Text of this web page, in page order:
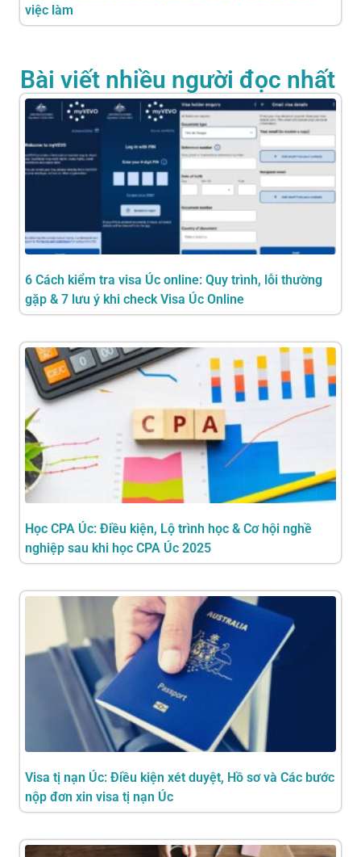
việc làm
Bài viết nhiều người đọc nhất
6 Cách kiểm tra visa Úc online: Quy trình, lỗi thường
gặp & 7 lưu ý khi check Visa Úc Online
Học CPA Úc: Điều kiện, Lộ trình học & Cơ hội nghề
nghiệp sau khi học CPA Úc 2025
Visa tị nạn Úc: Điều kiện xét duyệt, Hồ sơ và Các bước
nộp đơn xin visa tị nạn Úc